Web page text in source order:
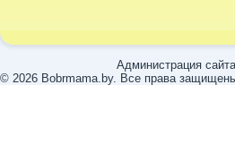
Администрация
© 2026 Bobrmama.by. Все права